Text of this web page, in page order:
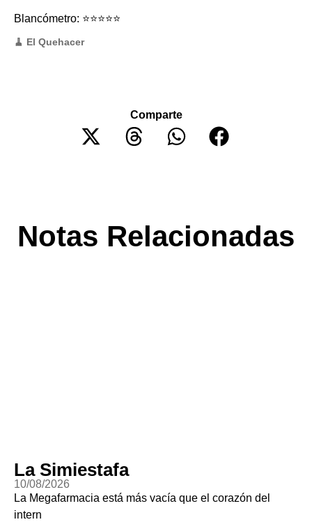
Blancómetro: ⭐️⭐️⭐️⭐️⭐️
🧹 El Quehacer
Comparte
Notas Relacionadas
corazón del
Populismoctezuma
Clau renombró el Paso de Cortés por